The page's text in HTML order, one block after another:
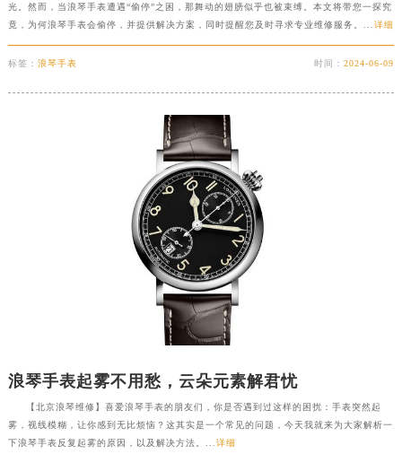
光。然而，当浪琴手表遭遇“偷停”之困，那舞动的翅膀似乎也被束缚。本文将带您一探究
竟，为何浪琴手表会偷停，并提供解决方案，同时提醒您及时寻求专业维修服务。... 详细
标签： 浪琴手表 时间：2024-06-09
浪琴手表起雾不用愁，云朵元素解君忧
【北京浪琴维修】喜爱浪琴手表的朋友们，你是否遇到过这样的困扰：手表突然起
雾，视线模糊，让你感到无比烦恼？这其实是一个常见的问题，今天我就来为大家解析一
下浪琴手表反复起雾的原因，以及解决方法。... 详细